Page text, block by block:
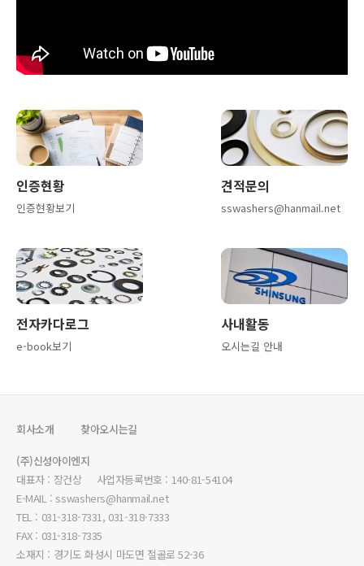
인증현황
인증현황보기
견적문의
sswashers@hanmail.net
전자카다로그
e-book보기
사내활동
오시는길 안내
회사소개 찾아오시는길
(주)신성아이엔지
대표자 : 장건상 사업자등록번호 : 140-81-54104
E-MAIL : sswashers@hanmail.net
TEL : 031-318-7331, 031-318-7333
FAX : 031-318-7335
소재지 : 경기도 화성시 마도면 절골로 52-36